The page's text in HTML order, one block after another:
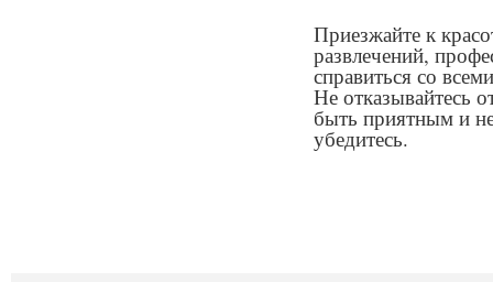
Приезжайте к
развлечений,
справиться со
Не отказывайтесь
быть приятным и
убедитесь.